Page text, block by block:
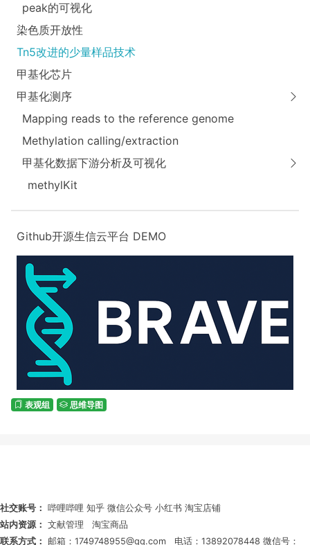
peak的可视化
染色质开放性
Tn5改进的少量样品技术
甲基化芯片
甲基化测序
Mapping reads to the reference genome
Methylation calling/extraction
甲基化数据下游分析及可视化
methylKit
Github开源生信云平台 DEMO
表观组 思维导图
社交账号： 哔哩哔哩 知乎 微信公众号 小红书 淘宝店铺
站内资源： 文献管理
淘宝商品
联系方式： 邮箱：1749748955@qq.com 电话：13892078448 微信号：